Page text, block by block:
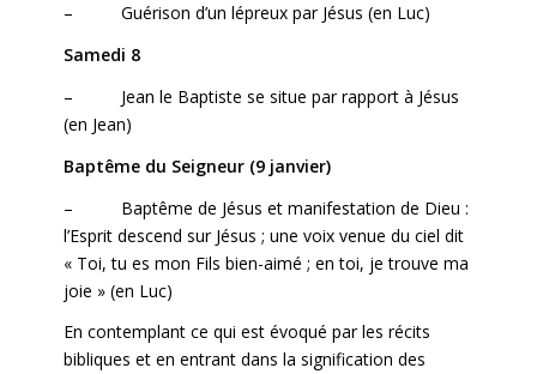
– Guérison d’un lépreux par Jésus (en Luc)
Samedi 8
– Jean le Baptiste se situe par rapport à Jésus
(en Jean)
Baptême du Seigneur (9 janvier)
– Baptême de Jésus et manifestation de Dieu :
l’Esprit descend sur Jésus ; une voix venue du ciel dit
« Toi, tu es mon Fils bien-aimé ; en toi, je trouve ma
joie » (en Luc)
En contemplant ce qui est évoqué par les récits
bibliques et en entrant dans la signification des